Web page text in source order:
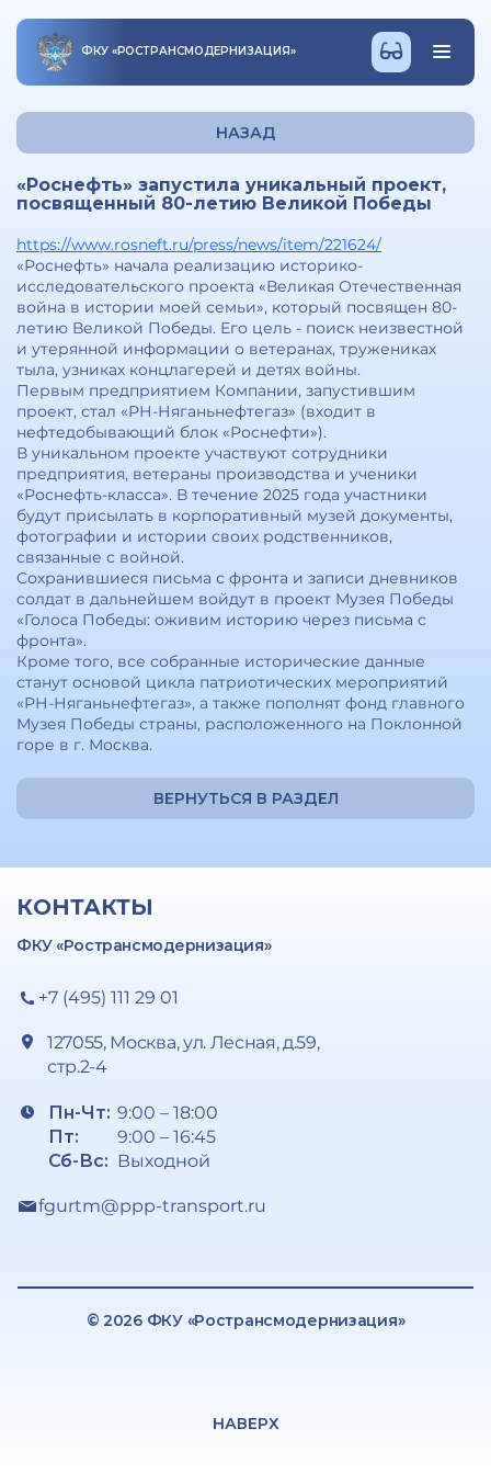
ФКУ «РОСТРАНСМОДЕРНИЗАЦИЯ»
НАЗАД
«Роснефть» запустила уникальный проект,
посвященный 80-летию Великой Победы
https://www.rosneft.ru/press/news/item/221624/
«Роснефть» начала реализацию историко-
исследовательского проекта «Великая Отечественная
война в истории моей семьи», который посвящен 80-
летию Великой Победы. Его цель - поиск неизвестной
и утерянной информации о ветеранах, тружениках
тыла, узниках концлагерей и детях войны.
Первым предприятием Компании, запустившим
проект, стал «РН-Няганьнефтегаз» (входит в
нефтедобывающий блок «Роснефти»).
В уникальном проекте участвуют сотрудники
предприятия, ветераны производства и ученики
«Роснефть-класса». В течение 2025 года участники
будут присылать в корпоративный музей документы,
фотографии и истории своих родственников,
связанные с войной.
Сохранившиеся письма с фронта и записи дневников
солдат в дальнейшем войдут в проект Музея Победы
«Голоса Победы: оживим историю через письма с
фронта».
Кроме того, все собранные исторические данные
станут основой цикла патриотических мероприятий
«РН-Няганьнефтегаз», а также пополнят фонд главного
Музея Победы страны, расположенного на Поклонной
горе в г. Москва.
ВЕРНУТЬСЯ В РАЗДЕЛ
КОНТАКТЫ
ФКУ «Ространсмодернизация»
+7 (495) 111 29 01
127055, Москва, ул. Лесная, д.59,
стр.2-4
Пн-Чт:
Пт:
Сб-Вс:
9:00 – 18:00
9:00 – 16:45
Выходной
fgurtm@ppp-transport.ru
© 2026 ФКУ «Ространсмодернизация»
НАВЕРХ